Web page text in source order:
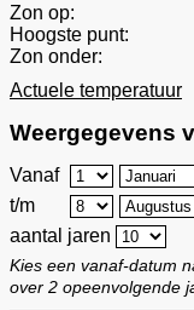
Zon op:
Hoogste punt:
Zon onder:
Actuele temperatuur
Weergegevens
Vanaf
t/m
aantal jaren
Kies een vanaf-datum
over 2 opeenvolgende